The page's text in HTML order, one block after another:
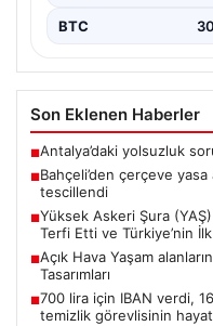
BTC
Son Eklenen Haberler
■Antalya’daki yolsuzluk
■Bahçeli’den çerçeve yasa
tescillendi
■Yüksek Askeri Şura (YAŞ)
Terfi Etti ve Türkiye’nin
■Açık Hava Yaşam
Tasarımları
■700 lira için IBAN verdi,
temizlik görevlisinin